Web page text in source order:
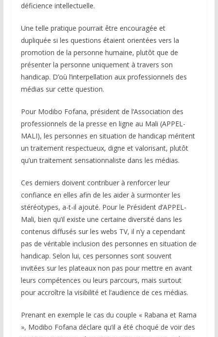
déficience intellectuelle.
Une telle pratique pourrait être encouragée et
dupliquée si les questions étaient orientées vers la
promotion de la personne humaine, plutôt que de
présenter la personne uniquement à travers son
handicap. D’où l’interpellation aux professionnels des
médias sur cette question.
Pour Modibo Fofana, président de l’Association des
professionnels de la presse en ligne au Mali (APPEL-
MALI), les personnes en situation de handicap méritent
un traitement respectueux, digne et valorisant, plutôt
qu’un traitement sensationnaliste dans les médias.
Ces derniers doivent contribuer à renforcer leur
confiance en elles afin de les aider à surmonter les
stéréotypes, a-t-il ajouté. Pour le Président d’APPEL-
Mali, bien qu’il existe une certaine diversité dans les
contenus diffusés sur les webs TV, il n’y a cependant
pas de véritable inclusion des personnes en situation de
handicap. Selon lui, ces personnes sont souvent
invitées sur les plateaux non pas pour mettre en avant
leurs compétences ou leurs parcours, mais surtout
pour accroître la visibilité et l’audience de ces médias.
Prenant en exemple le cas du couple « Rabana et Rama
», Modibo Fofana déclare qu’il a été choqué de voir des